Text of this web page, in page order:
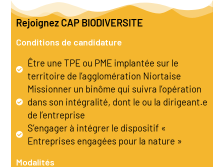
Rejoignez CAP BIODIVERSITE
Conditions de candidature
Être une TPE ou PME implantée sur le
territoire de l’agglomération Niortaise
Missionner un binôme qui suivra l’opération
dans son intégralité, dont le ou la dirigeant.e
de l’entreprise
S’engager à intégrer le dispositif «
Entreprises engagées pour la nature »
Modalités